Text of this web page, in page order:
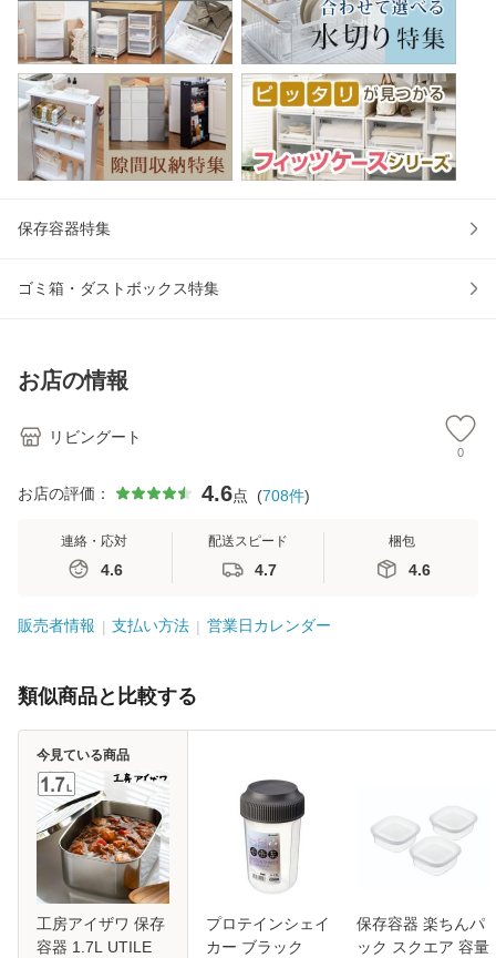
保存容器特集
ゴミ箱・ダストボックス特集
お店の情報
リビングート
0
お店の評価： 4.6点 (708件)
連絡・応対
4.6
配送スピード
4.7
梱包
4.6
販売者情報 支払い方法 営業日カレンダー
類似商品と比較する
工房アイザワ 保存
容器 1.7L UTILE
今見ている商品
プロテインシェイ
カー ブラック
保存容器 楽ちんパ
ック スクエア 容量